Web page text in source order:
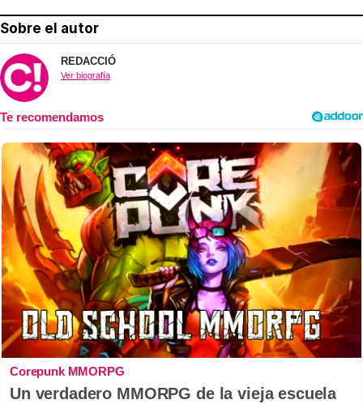
Sobre el autor
REDACCIÓ
Ver biografía
Corepunk MMORPG
Un verdadero MMORPG de la vieja escuela